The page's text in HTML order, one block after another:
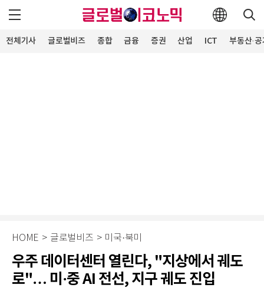
전체기사 글로벌비즈 종합 금융 증권 산업 ICT 부동산·
HOME > 글로벌비즈 > 미국·북미
우주 데이터센터 열린다, "지상에서 궤도
로"… 미·중 AI 전선, 지구 궤도 진입